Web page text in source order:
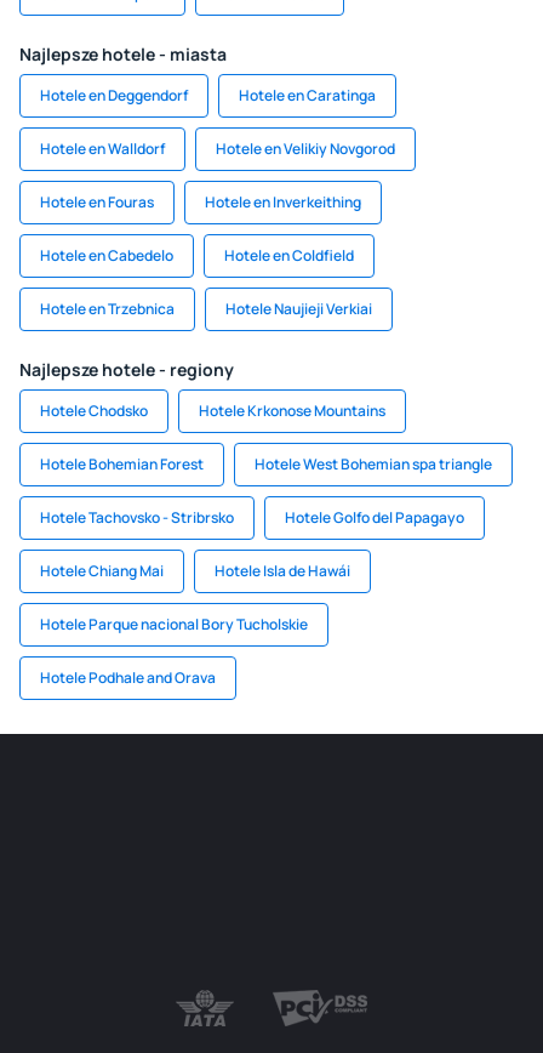
Najlepsze hotele - miasta
Hotele en Deggendorf Hotele en Caratinga
Hotele en Walldorf Hotele en Velikiy Novgorod
Hotele en Fouras Hotele en Inverkeithing
Hotele en Cabedelo Hotele en Coldfield
Hotele en Trzebnica Hotele Naujieji Verkiai
Najlepsze hotele - regiony
Hotele Chodsko Hotele Krkonose Mountains
Hotele Bohemian Forest Hotele West Bohemian spa triangle
Hotele Tachovsko - Stribrsko Hotele Golfo del Papagayo
Hotele Chiang Mai Hotele Isla de Hawái
Hotele Parque nacional Bory Tucholskie
Hotele Podhale and Orava